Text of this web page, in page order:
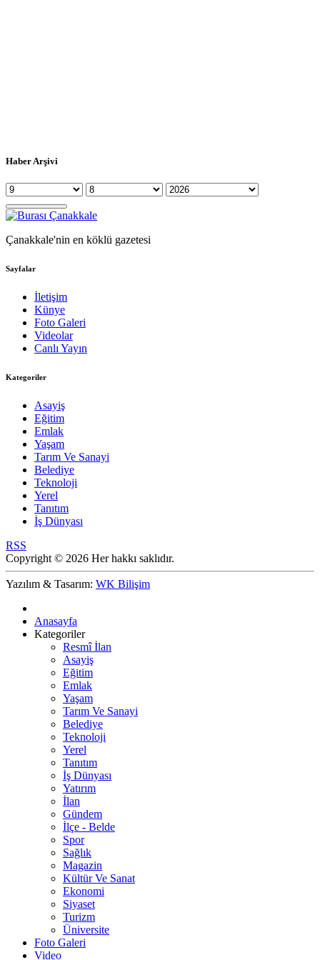
Haber Arşivi
Çanakkale'nin en köklü gazetesi
Sayfalar
İletişim
Künye
Foto Galeri
Videolar
Canlı Yayın
Kategoriler
Asayiş
Eğitim
Emlak
Yaşam
Tarım Ve Sanayi
Belediye
Teknoloji
Yerel
Tanıtım
İş Dünyası
RSS
Copyright © 2026 Her hakkı saklıdır.
Yazılım & Tasarım: WK Bilişim
Anasayfa
Kategoriler
Resmî İlan
Asayiş
Eğitim
Emlak
Yaşam
Tarım Ve Sanayi
Belediye
Teknoloji
Yerel
Tanıtım
İş Dünyası
Yatırım
İlan
Gündem
İlçe - Belde
Spor
Sağlık
Magazin
Kültür Ve Sanat
Ekonomi
Siyaset
Turizm
Üniversite
Foto Galeri
Video